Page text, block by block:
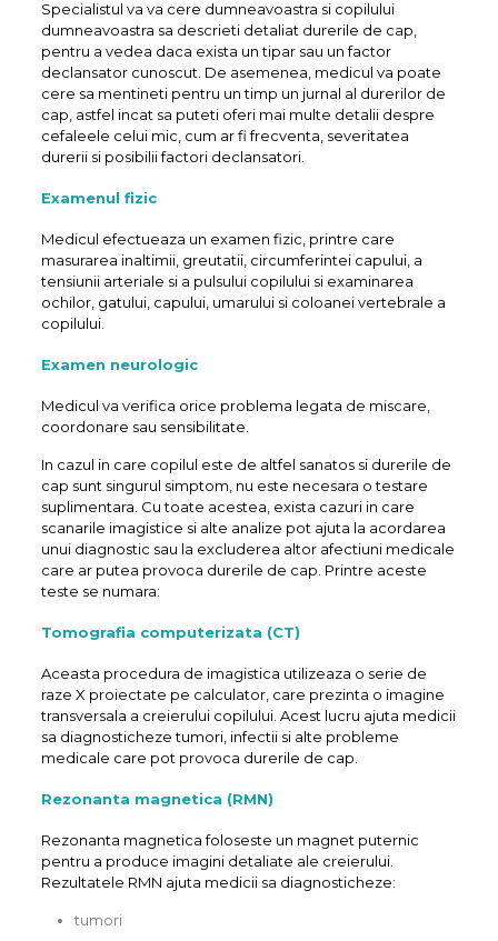
Specialistul va va cere dumneavoastra si copilului
dumneavoastra sa descrieti detaliat durerile de cap,
pentru a vedea daca exista un tipar sau un factor
declansator cunoscut. De asemenea, medicul va poate
cere sa mentineti pentru un timp un jurnal al durerilor de
cap, astfel incat sa puteti oferi mai multe detalii despre
cefaleele celui mic, cum ar fi frecventa, severitatea
durerii si posibilii factori declansatori.
Examenul fizic
Medicul efectueaza un examen fizic, printre care
masurarea inaltimii, greutatii, circumferintei capului, a
tensiunii arteriale si a pulsului copilului si examinarea
ochilor, gatului, capului, umarului si coloanei vertebrale a
copilului.
Examen neurologic
Medicul va verifica orice problema legata de miscare,
coordonare sau sensibilitate.
In cazul in care copilul este de altfel sanatos si durerile de
cap sunt singurul simptom, nu este necesara o testare
suplimentara. Cu toate acestea, exista cazuri in care
scanarile imagistice si alte analize pot ajuta la acordarea
unui diagnostic sau la excluderea altor afectiuni medicale
care ar putea provoca durerile de cap. Printre aceste
teste se numara:
Tomografia computerizata (CT)
Aceasta procedura de imagistica utilizeaza o serie de
raze X proiectate pe calculator, care prezinta o imagine
transversala a creierului copilului. Acest lucru ajuta medicii
sa diagnosticheze tumori, infectii si alte probleme
medicale care pot provoca durerile de cap.
Rezonanta magnetica (RMN)
Rezonanta magnetica foloseste un magnet puternic
pentru a produce imagini detaliate ale creierului.
Rezultatele RMN ajuta medicii sa diagnosticheze:
tumori